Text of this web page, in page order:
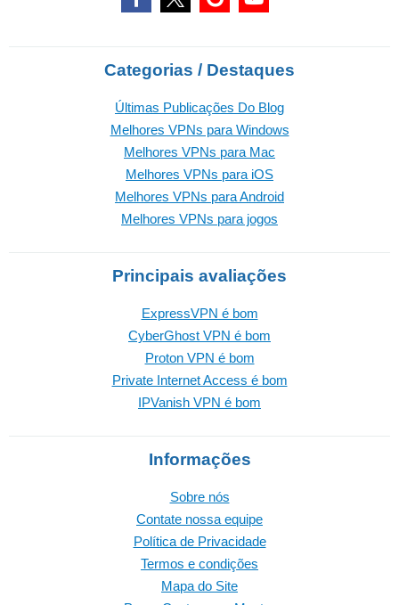
Categorias / Destaques
Últimas Publicações Do Blog
Melhores VPNs para Windows
Melhores VPNs para Mac
Melhores VPNs para iOS
Melhores VPNs para Android
Melhores VPNs para jogos
Principais avaliações
ExpressVPN é bom
CyberGhost VPN é bom
Proton VPN é bom
Private Internet Access é bom
IPVanish VPN é bom
Informações
Sobre nós
Contate nossa equipe
Política de Privacidade
Termos e condições
Mapa do Site